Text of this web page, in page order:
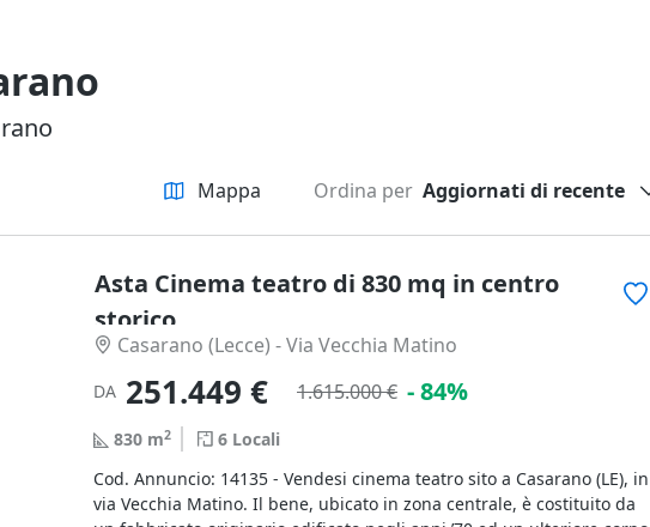
Mappa Ordina per Aggiornati di recente
Asta Cinema teatro di 830 mq in centro
storico
Casarano (Lecce) - Via Vecchia Matino
DA 251.449 € 1.615.000 € - 84%
830 m2 6 Locali
Cod. Annuncio: 14135 - Vendesi cinema teatro sito a Casarano (LE), in
via Vecchia Matino. Il bene, ubicato in zona centrale, è costituito da